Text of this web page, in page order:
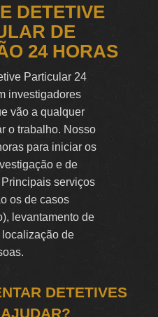
DETETIVE
DE
24 HORAS
Particular 24
investigadores
vão a qualquer
o trabalho. Nosso
para iniciar os
e de
serviços
os de casos
levantamento de
de
DETETIVES